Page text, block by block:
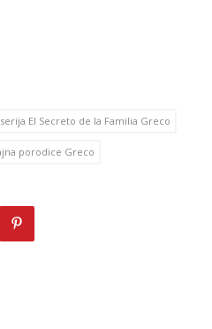
serija El Secreto de la Familia Greco
porodice Greco